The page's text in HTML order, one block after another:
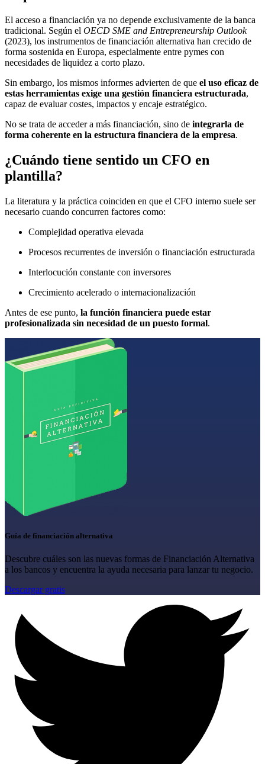
El acceso a financiación ya no depende exclusivamente de la banca
tradicional. Según el OECD SME and Entrepreneurship Outlook
(2023), los instrumentos de financiación alternativa han crecido de
forma sostenida en Europa, especialmente entre pymes con
necesidades de liquidez a corto plazo.
Sin embargo, los mismos informes advierten de que el uso eficaz de
estas herramientas exige una gestión financiera estructurada,
capaz de evaluar costes, impactos y encaje estratégico.
No se trata de acceder a más financiación, sino de integrarla de
forma coherente en la estructura financiera de la empresa.
¿Cuándo tiene sentido un CFO en
plantilla?
La literatura y la práctica coinciden en que el CFO interno suele ser
necesario cuando concurren factores como:
Complejidad operativa elevada
Procesos recurrentes de inversión o financiación estructurada
Interlocución constante con inversores
Crecimiento acelerado o internacionalización
Antes de ese punto, la función financiera puede estar
profesionalizada sin necesidad de un puesto formal.
Guía de financiación alternativa
Descubre cuáles son las nuevas formas de Financiación Alternativa
a los bancos y encuentra la ayuda necesaria para lanzar tu negocio.
Descargar gratis